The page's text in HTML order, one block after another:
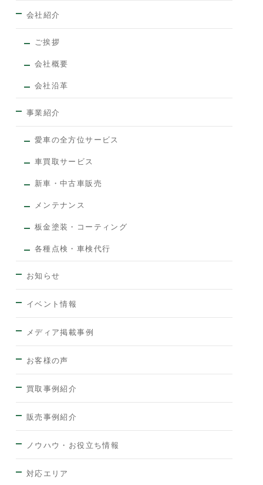
会社紹介
ご挨拶
会社概要
会社沿革
事業紹介
愛車の全方位サービス
車買取サービス
新車・中古車販売
メンテナンス
板金塗装・コーティング
各種点検・車検代行
お知らせ
イベント情報
メディア掲載事例
お客様の声
買取事例紹介
販売事例紹介
ノウハウ・お役立ち情報
対応エリア